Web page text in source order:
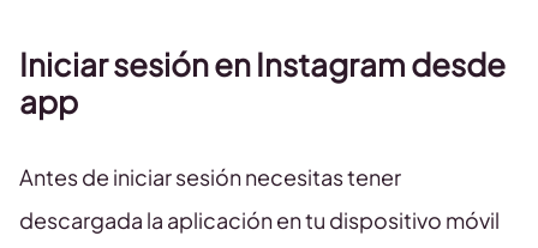
Iniciar sesión en Instagram desde
app
Antes de iniciar sesión necesitas tener
descargada la aplicación en tu dispositivo móvil